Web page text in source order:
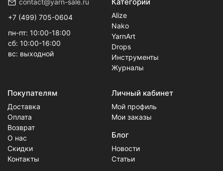
contact@yarn-sale.ru
+7 (499) 705-0604
пн-пт: 10:00-18:00
сб: 10:00-16:00
вс: выходной
Alize
Nako
YarnArt
Drops
Инструменты
Журналы
Покупателям
Доставка
Оплата
Возврат
О нас
Скидки
Контакты
Личный кабинет
Мой профиль
Мои заказы
Блог
Новости
Статьи